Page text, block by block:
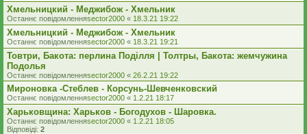
Хмельницкий - Меджибож - Хмельник
Останнє повідомленняsector2000 « 18.3.21 19:22
Хмельницкий - Меджибож - Хмельник
Останнє повідомленняsector2000 « 18.3.21 19:21
Товтри, Бакота: перлина Поділля | Толтры, Бакота: жемчужина
Подолья
Останнє повідомленняsector2000 « 26.2.21 19:22
Мироновка -Стеблев - Корсунь-Шевченковский
Останнє повідомленняsector2000 « 1.2.21 18:17
Харьковщина: Харьков - Богодухов - Шаровка.
Останнє повідомленняsector2000 « 1.2.21 18:05
Відповіді: 2